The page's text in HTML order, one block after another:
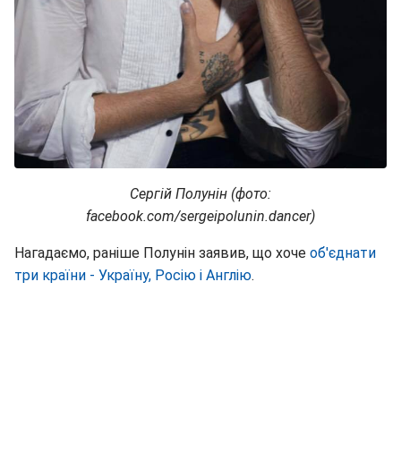
Сергій Полунін (фото:
facebook.com/sergeipolunin.dancer)
Нагадаємо, раніше Полунін заявив, що хоче об'єднати
три країни - Україну, Росію і Англію.